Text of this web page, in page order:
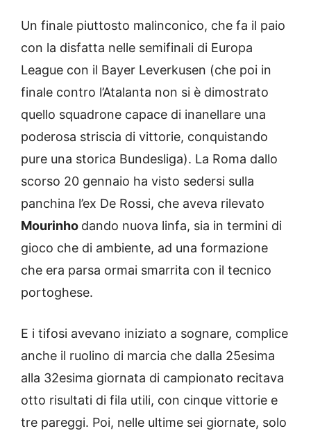
Un finale piuttosto malinconico, che fa il paio
con la disfatta nelle semifinali di Europa
League con il Bayer Leverkusen (che poi in
finale contro l’Atalanta non si è dimostrato
quello squadrone capace di inanellare una
poderosa striscia di vittorie, conquistando
pure una storica Bundesliga). La Roma dallo
scorso 20 gennaio ha visto sedersi sulla
panchina l’ex De Rossi, che aveva rilevato
Mourinho dando nuova linfa, sia in termini di
gioco che di ambiente, ad una formazione
che era parsa ormai smarrita con il tecnico
portoghese.
E i tifosi avevano iniziato a sognare, complice
anche il ruolino di marcia che dalla 25esima
alla 32esima giornata di campionato recitava
otto risultati di fila utili, con cinque vittorie e
tre pareggi. Poi, nelle ultime sei giornate, solo